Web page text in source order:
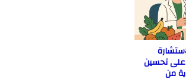
على تحسين
من